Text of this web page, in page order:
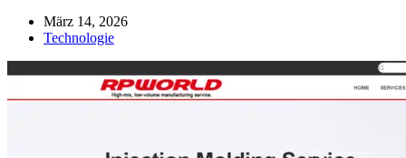
März 14, 2026
Technologie